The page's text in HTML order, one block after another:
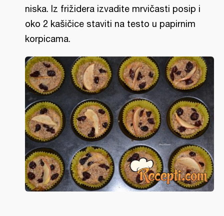
niska. Iz frižidera izvadite mrvičasti posip i
oko 2 kašičice staviti na testo u papirnim
korpicama.